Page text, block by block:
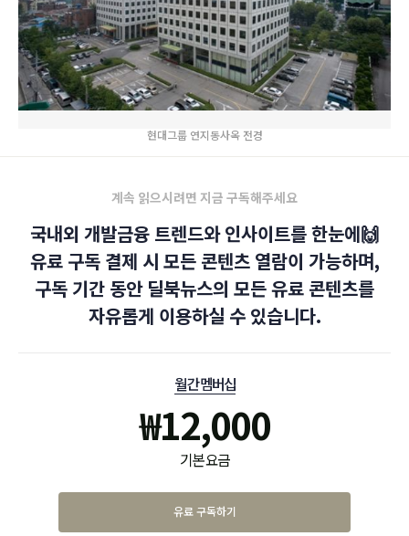
현대그룹 연지동사옥 전경
계속 읽으시려면 지금 구독해주세요
국내외 개발금융 트렌드와 인사이트를 한눈에🙌
유료 구독 결제 시 모든 콘텐츠 열람이 가능하며,
구독 기간 동안 딜북뉴스의 모든 유료 콘텐츠를
자유롭게 이용하실 수 있습니다.
월간 멤버십
₩12,000
기본 요금
유료 구독하기